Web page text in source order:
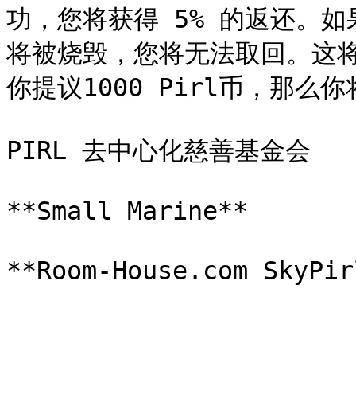
功，您将获得 5% 的返还。如
将被烧毁，您将无法取回。这
你提议1000 Pirl币，那么
PIRL 去中心化慈善基金会
**Small Marine**